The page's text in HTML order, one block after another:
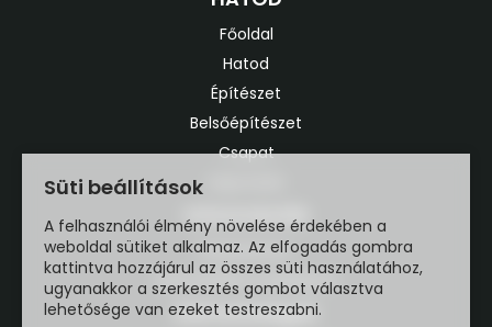
Főoldal
Hatod
Építészet
Belsőépítészet
Csapat
Információk
Impresszum
Adatvédelmi szabályzat
Elérhetőségek
Süti beállítások
A felhasználói élmény növelése érdekében a
weboldal sütiket alkalmaz. Az elfogadás gombra
kattintva hozzájárul az összes süti használatához,
ugyanakkor a szerkesztés gombot választva
lehetősége van ezeket testreszabni.